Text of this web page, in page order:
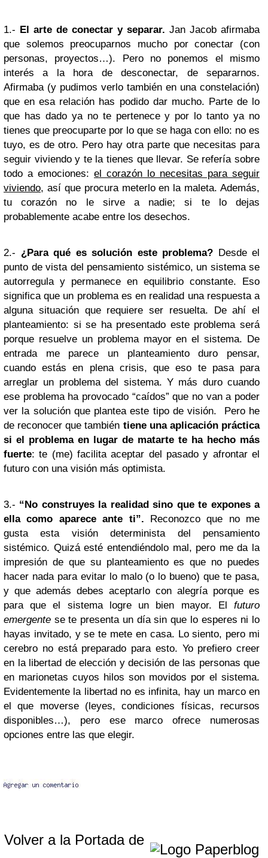
1.- El arte de conectar y separar. Jan Jacob afirmaba
que solemos preocuparnos mucho por conectar (con
personas, proyectos…). Pero no ponemos el mismo
interés a la hora de desconectar, de separarnos.
Afirmaba (y pudimos verlo también en una constelación)
que en esa relación has podido dar mucho. Parte de lo
que has dado ya no te pertenece y por lo tanto ya no
tienes que preocuparte por lo que se haga con ello: no es
tuyo, es de otro. Pero hay otra parte que necesitas para
seguir viviendo y te la tienes que llevar. Se refería sobre
todo a emociones: el corazón lo necesitas para seguir
viviendo, así que procura meterlo en la maleta. Además,
tu corazón no le sirve a nadie; si te lo dejas
probablemente acabe entre los desechos.
2.- ¿Para qué es solución este problema? Desde el
punto de vista del pensamiento sistémico, un sistema se
autorregula y permanece en equilibrio constante. Eso
significa que un problema es en realidad una respuesta a
alguna situación que requiere ser resuelta. De ahí el
planteamiento: si se ha presentado este problema será
porque resuelve un problema mayor en el sistema. De
entrada me parece un planteamiento duro pensar,
cuando estás en plena crisis, que eso te pasa para
arreglar un problema del sistema. Y más duro cuando
ese problema ha provocado “caídos” que no van a poder
ver la solución que plantea este tipo de visión. Pero he
de reconocer que también tiene una aplicación práctica
si el problema en lugar de matarte te ha hecho más
fuerte: te (me) facilita aceptar del pasado y afrontar el
futuro con una visión más optimista.
3.- “No construyes la realidad sino que te expones a
ella como aparece ante ti”. Reconozco que no me
gusta esta visión determinista del pensamiento
sistémico. Quizá esté entendiéndolo mal, pero me da la
impresión de que su planteamiento es que no puedes
hacer nada para evitar lo malo (o lo bueno) que te pasa,
y que además debes aceptarlo con alegría porque es
para que el sistema logre un bien mayor. El futuro
emergente se te presenta un día sin que lo esperes ni lo
hayas invitado, y se te mete en casa. Lo siento, pero mi
cerebro no está preparado para esto. Yo prefiero creer
en la libertad de elección y decisión de las personas que
en marionetas cuyos hilos son movidos por el sistema.
Evidentemente la libertad no es infinita, hay un marco en
el que moverse (leyes, condiciones físicas, recursos
disponibles…), pero ese marco ofrece numerosas
opciones entre las que elegir.
Volver a la Portada de